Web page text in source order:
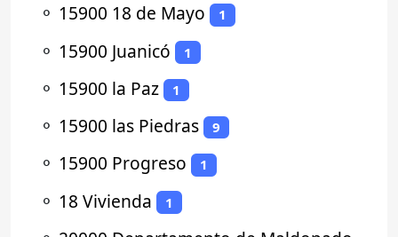
⚬ 15900 18 de Mayo 1
⚬ 15900 Juanicó 1
⚬ 15900 la Paz 1
⚬ 15900 las Piedras 9
⚬ 15900 Progreso 1
⚬ 18 Vivienda 1